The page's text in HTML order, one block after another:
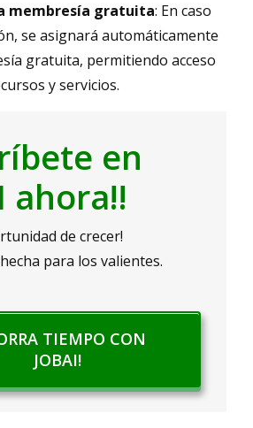
membresía gratuita: En caso
se asignará automáticamente
gratuita, permitiendo acceso
y servicios.
en
ahora!!
de crecer!
hecha para los valientes.
TIEMPO CON
JOBAI!